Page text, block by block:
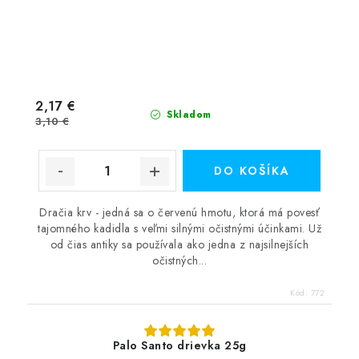
Skladom
2,17 €
3,10 €
DO KOŠÍKA
Dračia krv - jedná sa o červenú hmotu, ktorá má povesť
tajomného kadidla s veľmi silnými očistnými účinkami. Už
od čias antiky sa používala ako jedna z najsilnejších
očistných...
Kód: 772
Palo Santo drievka 25g